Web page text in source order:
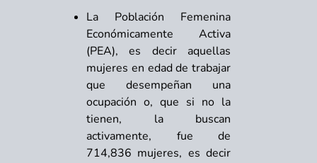
La Población Femenina
Económicamente Activa
(PEA), es decir aquellas
mujeres en edad de trabajar
que desempeñan una
ocupación o, que si no la
tienen, la buscan
activamente, fue de
714,836 mujeres, es decir